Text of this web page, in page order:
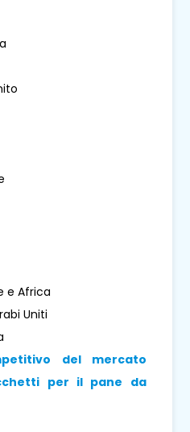
e Africa
Uniti
del mercato
per il pane da